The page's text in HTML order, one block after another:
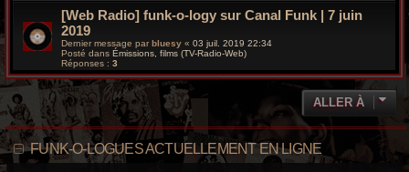
[Web Radio] funk-o-logy sur Canal Funk | 7 juin
2019
Dernier message par bluesy « 03 juil. 2019 22:34
Posté dans Émissions, films (TV-Radio-Web)
Réponses : 3
ALLER À
FUNK-O-LOGUES ACTUELLEMENT EN LIGNE